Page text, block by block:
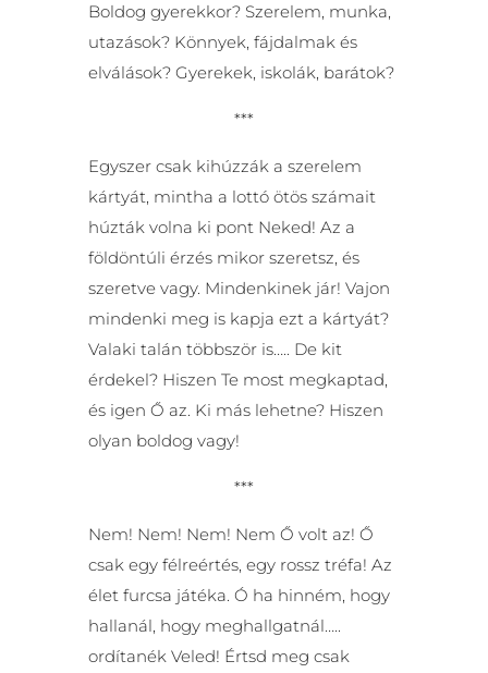
Boldog gyerekkor? Szerelem, munka,
utazások? Könnyek, fájdalmak és
elválások? Gyerekek, iskolák, barátok?
***
Egyszer csak kihúzzák a szerelem
kártyát, mintha a lottó ötös számait
húzták volna ki pont Neked! Az a
földöntúli érzés mikor szeretsz, és
szeretve vagy. Mindenkinek jár! Vajon
mindenki meg is kapja ezt a kártyát?
Valaki talán többször is….. De kit
érdekel? Hiszen Te most megkaptad,
és igen Ő az. Ki más lehetne? Hiszen
olyan boldog vagy!
***
Nem! Nem! Nem! Nem Ő volt az! Ő
csak egy félreértés, egy rossz tréfa! Az
élet furcsa játéka. Ó ha hinném, hogy
hallanál, hogy meghallgatnál…..
ordítanék Veled! Értsd meg csak